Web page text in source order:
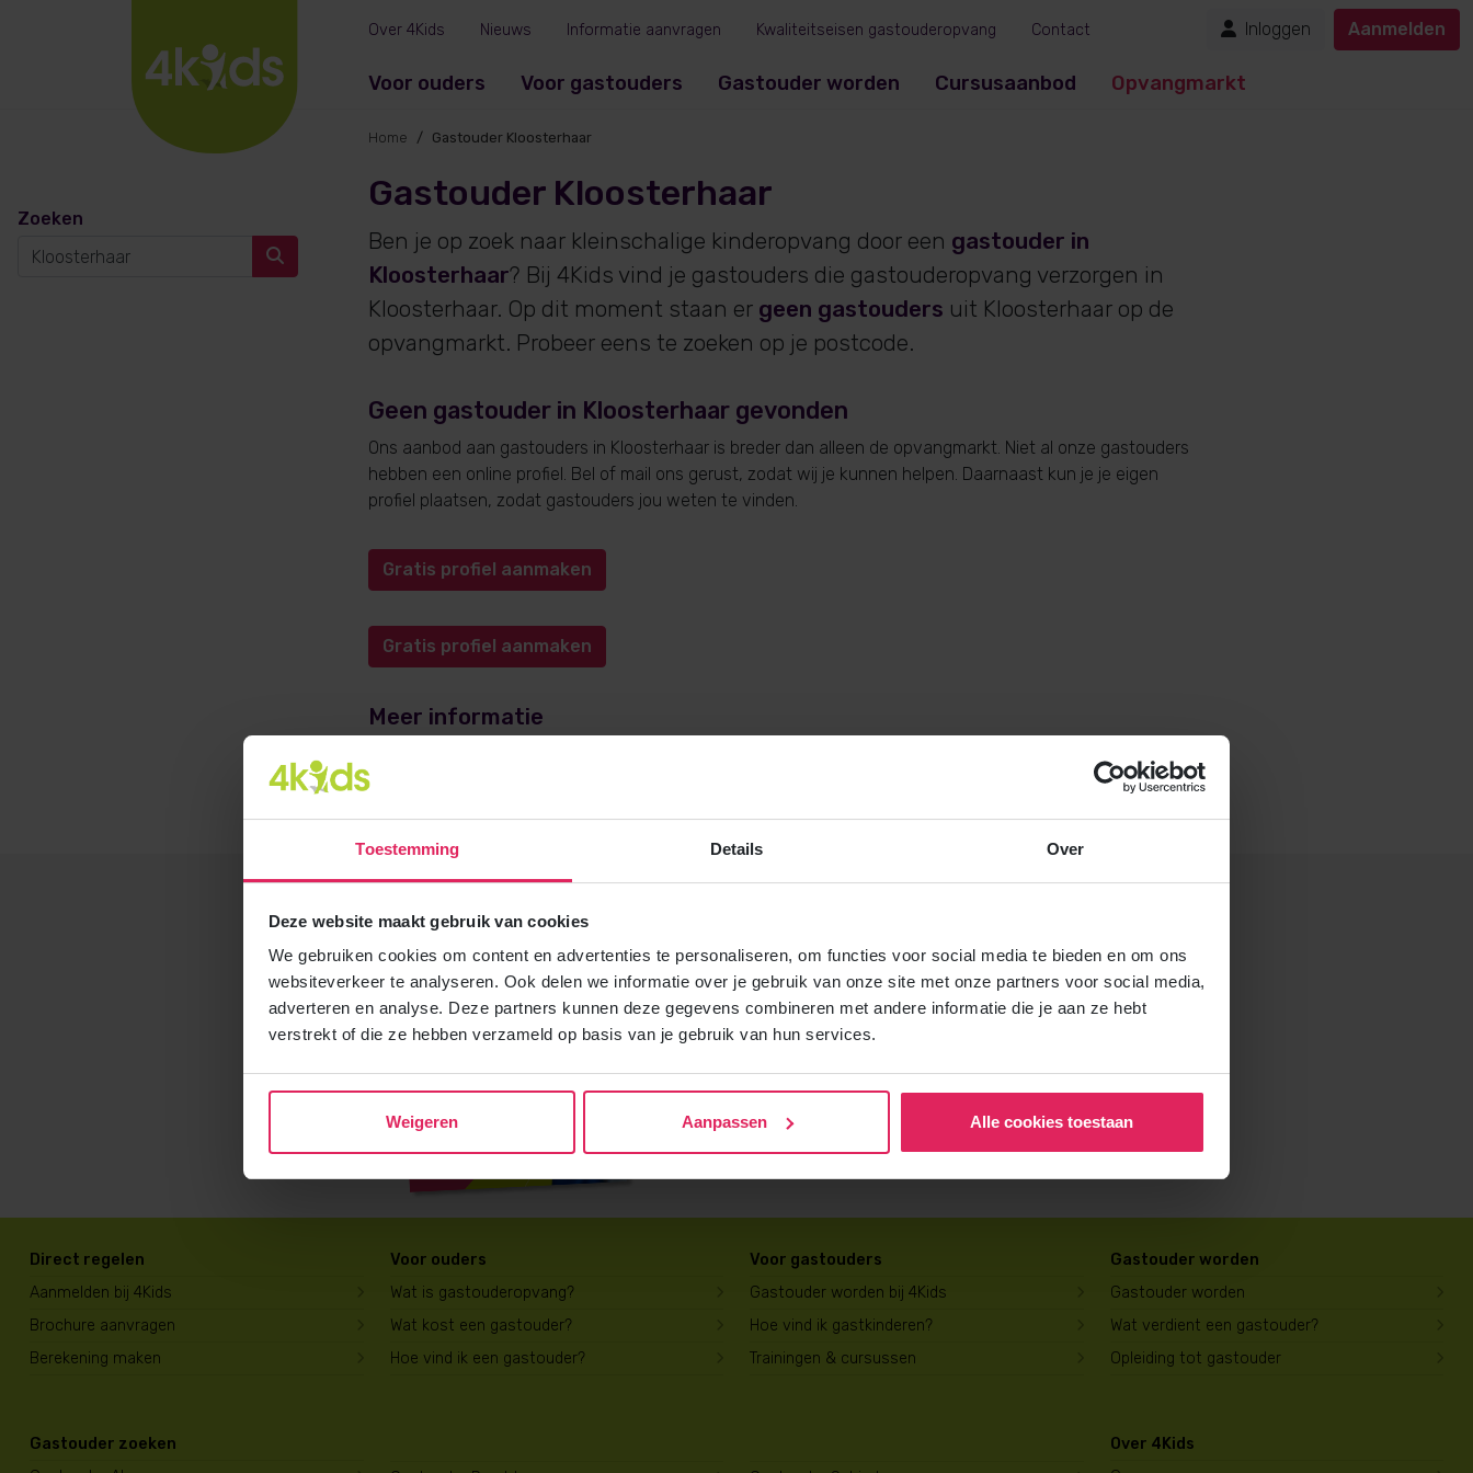
Toestemming Details Over
Deze website maakt gebruik van cookies
We gebruiken cookies om content en advertenties te personaliseren, om functies voor social media te bieden en om ons
websiteverkeer te analyseren. Ook delen we informatie over je gebruik van onze site met onze partners voor social media,
adverteren en analyse. Deze partners kunnen deze gegevens combineren met andere informatie die je aan ze hebt
verstrekt of die ze hebben verzameld op basis van je gebruik van hun services.
Weigeren Aanpassen Alle cookies toestaan
Voor ouders Voor gastouders Gastouder worden Cursusaanbod Opvangmarkt
Over 4Kids Nieuws Informatie aanvragen Kwaliteitseisen gastouderopvang Contact Inloggen Aanmelden
Zoeken
Home Gastouder Kloosterhaar
Gastouder Kloosterhaar
Ben je op zoek naar kleinschalige kinderopvang door een gastouder in
Kloosterhaar? Bij 4Kids vind je gastouders die gastouderopvang verzorgen in
Kloosterhaar. Op dit moment staan er geen gastouders uit Kloosterhaar op de
opvangmarkt. Probeer eens te zoeken op je postcode.
Geen gastouder in Kloosterhaar gevonden
Ons aanbod aan gastouders in Kloosterhaar is breder dan alleen de opvangmarkt. Niet al onze gastouders
hebben een online profiel. Bel of mail ons gerust, zodat wij je kunnen helpen. Daarnaast kun je je eigen
profiel plaatsen, zodat gastouders jou weten te vinden.
Gratis profiel aanmaken
Gratis profiel aanmaken
Meer informatie
opvangadvies@4kids.nl
Meer weten over gastouderopvang via gastouderbureau 4Kids?
Vraag gratis en vrijblijvend de 4Kids brochure voor ouders aan en
ontvang het direct in je mailbox.
Brochure aanvragen
Direct regelen
Aanmelden bij 4Kids
Brochure aanvragen
Berekening maken
Voor ouders
Wat is gastouderopvang?
Wat kost een gastouder?
Hoe vind ik een gastouder?
Voor gastouders
Gastouder worden bij 4Kids
Hoe vind ik gastkinderen?
Trainingen & cursussen
Gastouder worden
Gastouder worden
Wat verdient een gastouder?
Opleiding tot gastouder
Gastouder zoeken
Over 4Kids